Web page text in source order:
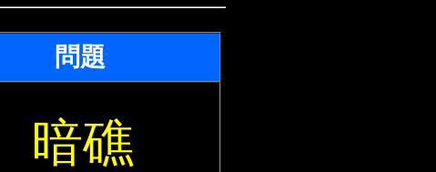
問題
暗礁